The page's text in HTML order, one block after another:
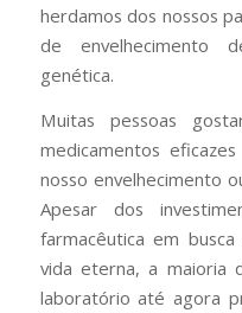
herdamos dos nossos
de envelhecimento
genética.
Muitas pessoas
medicamentos
nosso envelhecimento
Apesar dos
farmacêutica em
vida eterna, a maioria
laboratório até agora